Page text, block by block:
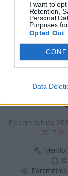
I want to
Retention,
Personal
Purposes
Opted Out
Data
Fichiers publics:
2017